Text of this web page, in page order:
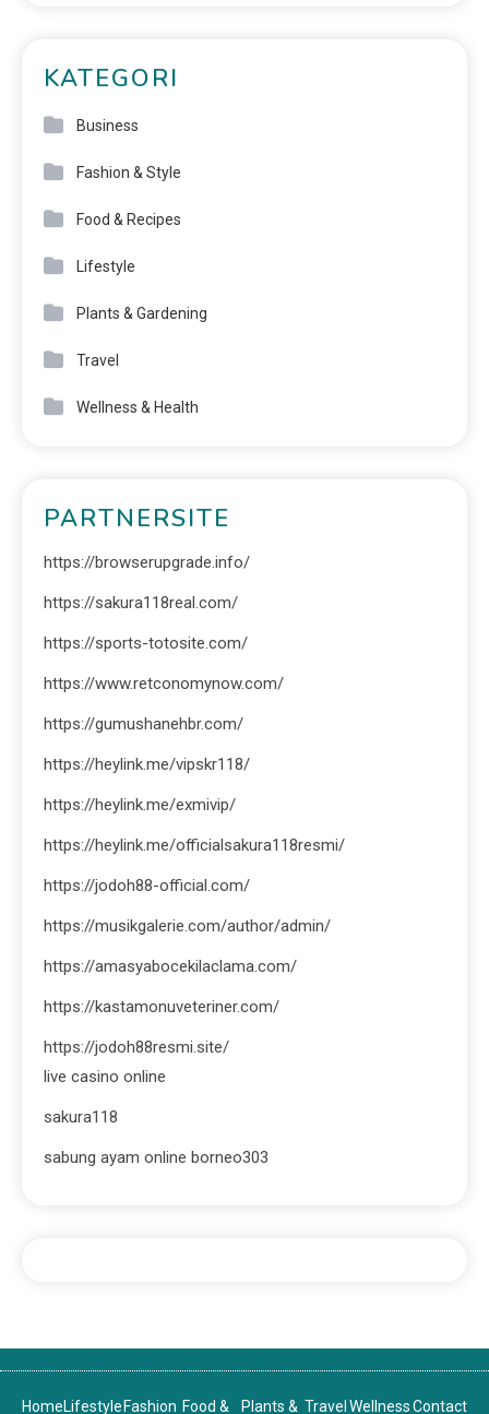
KATEGORI
Business
Fashion & Style
Food & Recipes
Lifestyle
Plants & Gardening
Travel
Wellness & Health
PARTNERSITE
https://browserupgrade.info/
https://sakura118real.com/
https://sports-totosite.com/
https://www.retconomynow.com/
https://gumushanehbr.com/
https://heylink.me/vipskr118/
https://heylink.me/exmivip/
https://heylink.me/officialsakura118resmi/
https://jodoh88-official.com/
https://musikgalerie.com/author/admin/
https://amasyabocekilaclama.com/
https://kastamonuveteriner.com/
https://jodoh88resmi.site/
live casino online
sakura118
sabung ayam online borneo303
HomeLifestyle Fashion Food & Plants & Travel WellnessContact